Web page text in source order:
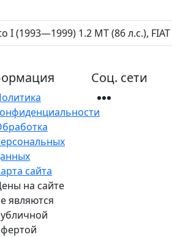
I (1993—1999) 1.2 MT (86 л.с.),
сайта
на сайте
являются
Соц. сети